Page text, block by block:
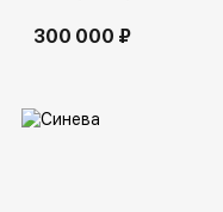
300 000 ₽